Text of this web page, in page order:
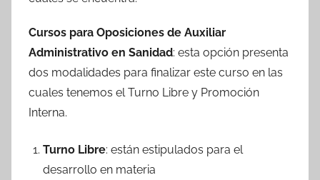
Cursos para Oposiciones de Auxiliar
Administrativo en Sanidad: esta opción presenta
dos modalidades para finalizar este curso en las
cuales tenemos el Turno Libre y Promoción
Interna.
Turno Libre: están estipulados para el
desarrollo en materia